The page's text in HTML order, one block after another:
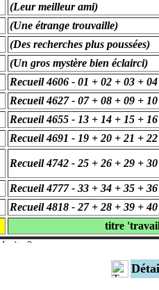
(Leur meilleur ami)
(Une étrange trouvaille)
(Des recherches plus poussées)
(Un gros mystère bien éclairci)
Recueil 4606 - 01 + 02 + 03 +
Recueil 4627 - 07 + 08 + 09 +
Recueil 4655 - 13 + 14 + 15 +
Recueil 4691 - 19 + 20 + 21 +
Recueil 4742 - 25 + 26 + 29 +
Recueil 4777 - 33 + 34 + 35 +
Recueil 4818 - 27 + 28 + 39 +
titre